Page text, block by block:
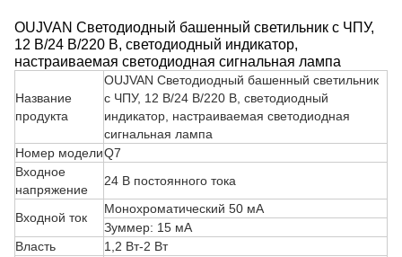
OUJVAN Светодиодный башенный светильник с ЧПУ,
12 В/24 В/220 В, светодиодный индикатор,
настраиваемая светодиодная сигнальная лампа
Название
продукта
OUJVAN Светодиодный башенный светильник
с ЧПУ, 12 В/24 В/220 В, светодиодный
индикатор, настраиваемая светодиодная
сигнальная лампа
Номер моделиQ7
Входное
напряжение
24 В постоянного тока
Входной ток
Монохроматический 50 мА
Зуммер: 15 мА
Власть
1,2 Вт-2 Вт